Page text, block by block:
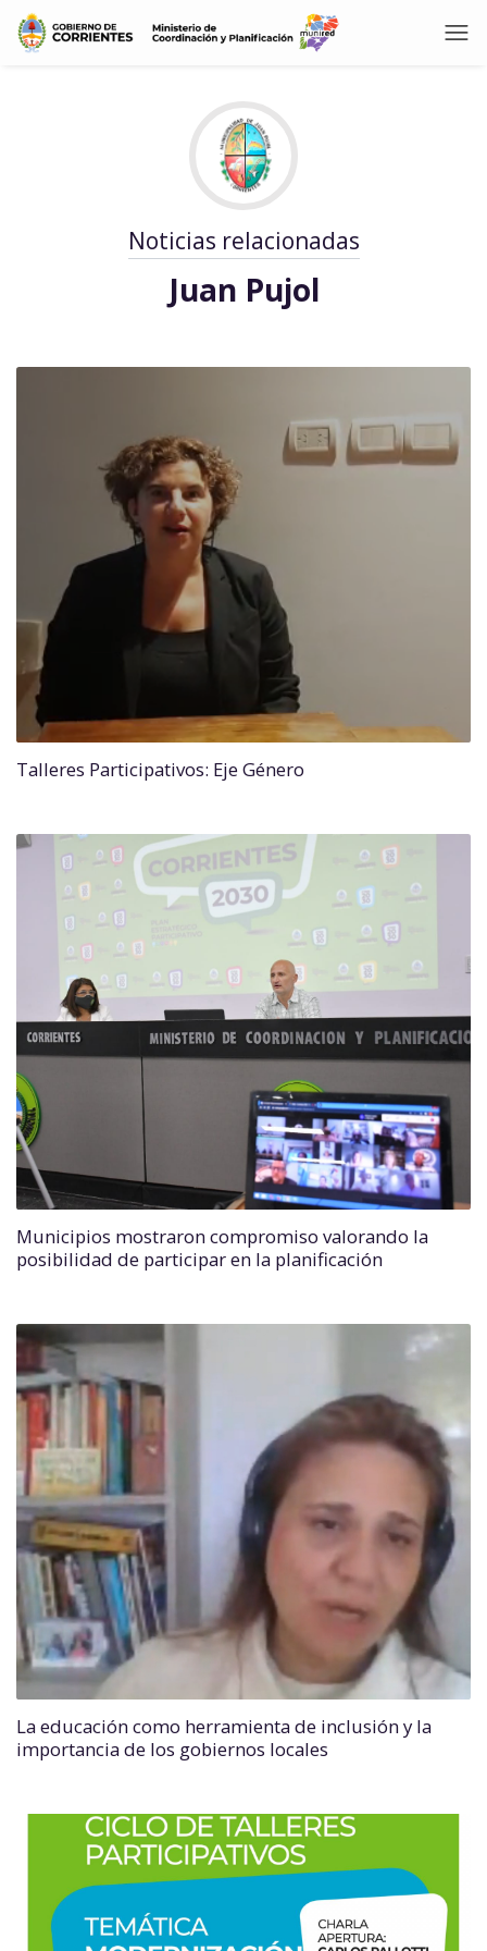
Noticias relacionadas
Juan Pujol
Talleres Participativos: Eje Género
Municipios mostraron compromiso valorando la
posibilidad de participar en la planificación
La educación como herramienta de inclusión y la
importancia de los gobiernos locales